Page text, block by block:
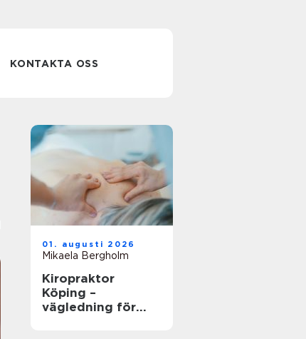
KONTAKTA OSS
01. augusti 2026
Mikaela Bergholm
Kiropraktor
Köping –
vägledning för